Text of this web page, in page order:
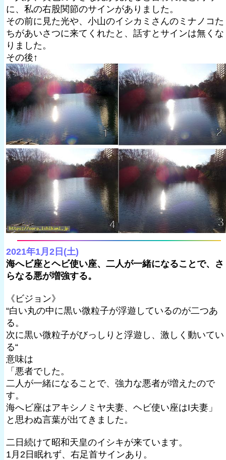
に、私の右股関節のサインがありました。
その前に見た光や、小山のイシカミさんのミナノコた
ちがあいさつに来てくれたと、話すとサインは無くな
りました。
その後↑
2021年1月2日(土)
海へビ座とヘビ使い座、二人が一緒になることで、さ
らなる悪が増強する。
《ビジョン》
“白い丸の中に黒い微粒子が浮遊しているのが二つあ
る。
次に黒い微粒子がびっしりと浮遊し、激しく動いてい
る“
意味は
「悪者でした。
二人が一緒になることで、強力な悪者が増えたので
す。
海へビ座はアキシノミヤ夫妻、ヘビ使い座はI夫妻」
と思わぬ言葉が出てきました。
二日続けて昭和天皇のイシキが来ています。
1月2日眠れず、右足首サインあり。